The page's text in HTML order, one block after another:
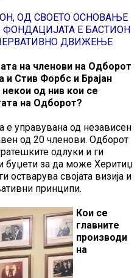
ОД СВОЕТО ОСНОВАЊЕ
ФОНДАЦИЈАТА Е БАСТИОН
ДВИЖЕЊЕ
на членови на Одборот
и Стив Форбс и Брајан
од нив кои се
на Одборот?
е управувана од независен
од 20 членови. Одборот
одлуки и ги
буџети за да може Херитиџ
остварува својата визија и
принципи.
Кои се
главните
производи
на